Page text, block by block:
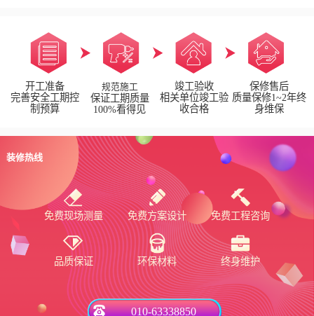
开工准备
完善安全工期控
制预算
规范施工
保证工期质量
100%看得见
竣工验收
相关单位竣工验
收合格
保修售后
质量保修1~2年终
身维保
装修热线
免费现场测量 免费方案设计 免费工程咨询
品质保证 环保材料 终身维护
010-63338850